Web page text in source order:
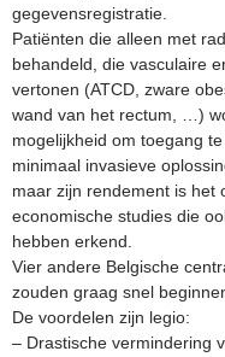
gegevensregistratie.
Patiënten die alleen met
behandeld, die vasculaire
vertonen (ATCD, zware
wand van het rectum, …)
mogelijkheid om toegang
minimaal invasieve
maar zijn rendement is het
economische studies die
hebben erkend.
Vier andere Belgische
zouden graag snel
De voordelen zijn legio:
– Drastische vermindering